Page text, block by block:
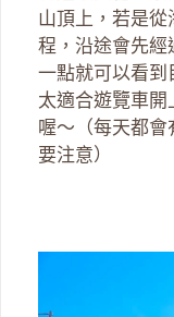
山頂上，若是
程，沿途會先經
一點就可以看到
太適合遊覽車
喔～（每天都會
要注意）